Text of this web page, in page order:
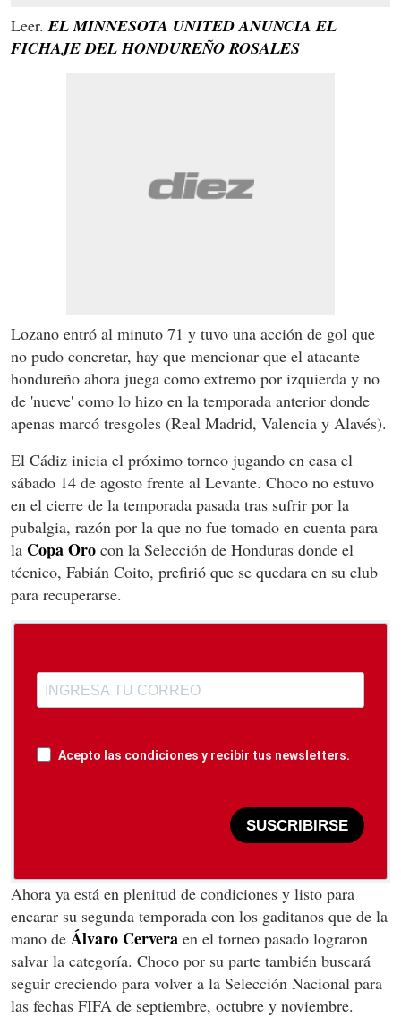
Leer.EL MINNESOTA UNITED ANUNCIA EL
FICHAJE DEL HONDUREÑO ROSALES
Lozano entró al minuto 71 y tuvo una acción de gol que
no pudo concretar, hay que mencionar que el atacante
hondureño ahora juega como extremo por izquierda y no
de 'nueve' como lo hizo en la temporada anterior donde
apenas marcó tresgoles (Real Madrid, Valencia y Alavés).
El Cádiz inicia el próximo torneo jugando en casa el
sábado 14 de agosto frente al Levante. Choco no estuvo
en el cierre de la temporada pasada tras sufrir por la
pubalgia, razón por la que no fue tomado en cuenta para
la Copa Oro con la Selección de Honduras donde el
técnico, Fabián Coito, prefirió que se quedara en su club
para recuperarse.
Acepto las condiciones y recibir tus newsletters.
SUSCRIBIRSE
Ahora ya está en plenitud de condiciones y listo para
encarar su segunda temporada con los gaditanos que de la
mano de Álvaro Cervera en el torneo pasado lograron
salvar la categoría. Choco por su parte también buscará
seguir creciendo para volver a la Selección Nacional para
las fechas FIFA de septiembre, octubre y noviembre.